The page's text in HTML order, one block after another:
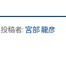
投稿者: 宮部 龍彦